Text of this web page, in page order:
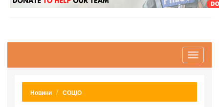
Toggle
Новини СОЦІО